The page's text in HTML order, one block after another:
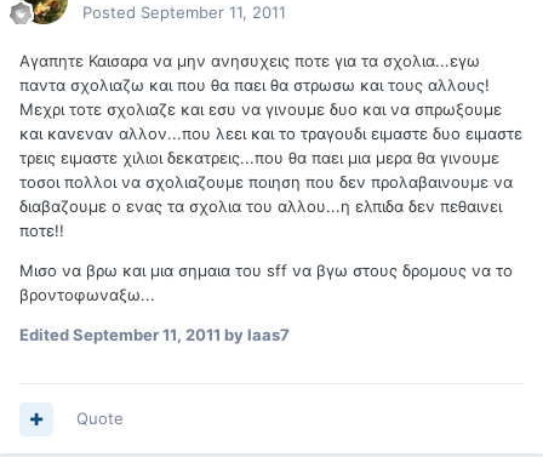
Posted September 11, 2011
Αγαπητε Καισαρα να μην ανησυχεις ποτε για τα σχολια...εγω
παντα σχολιαζω και που θα παει θα στρωσω και τους αλλους!
Μεχρι τοτε σχολιαζε και εσυ να γινουμε δυο και να σπρωξουμε
και κανεναν αλλον...που λεει και το τραγουδι ειμαστε δυο ειμαστε
τρεις ειμαστε χιλιοι δεκατρεις...που θα παει μια μερα θα γινουμε
τοσοι πολλοι να σχολιαζουμε ποιηση που δεν προλαβαινουμε να
διαβαζουμε ο ενας τα σχολια του αλλου...η ελπιδα δεν πεθαινει
ποτε!!
Μισο να βρω και μια σημαια του sff να βγω στους δρομους να το
βροντοφωναξω...
EditedSeptember 11, 2011 by laas7
Quote